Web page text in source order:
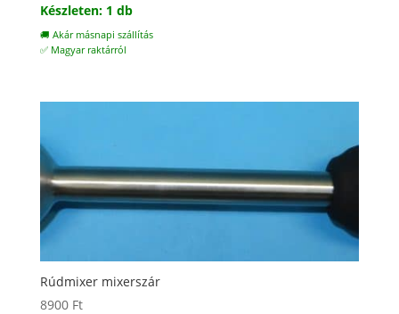
Készleten: 1 db
🚚 Akár másnapi szállítás
✅ Magyar raktárról
Rúdmixer mixerszár
8900 Ft